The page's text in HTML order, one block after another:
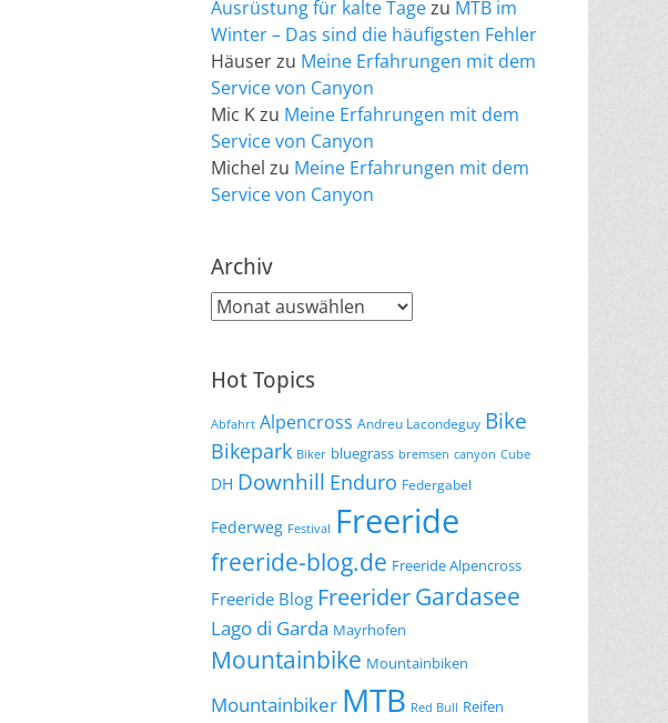
Ausrüstung für kalte Tagezu MTB im
Winter – Das sind die häufigsten Fehler
Häuserzu Meine Erfahrungen mit dem
Service von Canyon
Mic Kzu Meine Erfahrungen mit dem
Service von Canyon
Michel zu Meine Erfahrungen mit dem
Service von Canyon
Archiv
Archiv
Hot Topics
Abfahrt Alpencross Andreu Lacondeguy Bike
Bikepark Biker bluegrass bremsen canyon Cube
DH Downhill Enduro Federgabel
Federweg Festival Freeride
freeride-blog.de Freeride Alpencross
Freeride Blog FreeriderGardasee
Lago di Garda Mayrhofen
Mountainbike Mountainbiken
Mountainbiker MTB Red Bull Reifen